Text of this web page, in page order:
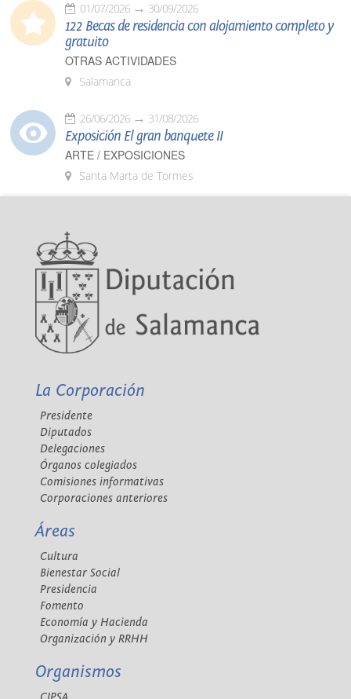
01/07/2026 30/09/2026
122 Becas de residencia con alojamiento completo y
gratuito
OTRAS ACTIVIDADES
Salamanca
26/06/2026 31/08/2026
Exposición El gran banquete II
ARTE / EXPOSICIONES
Santa Marta de Tormes
La Corporación
Presidente
Diputados
Delegaciones
Órganos colegiados
Comisiones informativas
Corporaciones anteriores
Áreas
Cultura
Bienestar Social
Presidencia
Fomento
Economía y Hacienda
Organización y RRHH
Organismos